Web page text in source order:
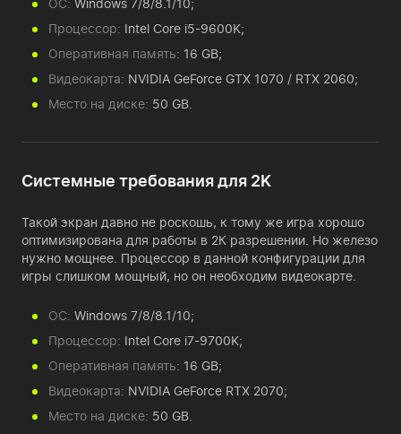
ОС: Windows 7/8/8.1/10;
Процессор: Intel Core i5-9600K;
Оперативная память: 16 GB;
Видеокарта: NVIDIA GeForce GTX 1070 / RTX 2060;
Место на диске: 50 GB.
Системные требования для 2K
Такой экран давно не роскошь, к тому же игра хорошо
оптимизирована для работы в 2К разрешении. Но железо
нужно мощнее. Процессор в данной конфигурации для
игры слишком мощный, но он необходим видеокарте.
ОС: Windows 7/8/8.1/10;
Процессор: Intel Core i7-9700K;
Оперативная память: 16 GB;
Видеокарта: NVIDIA GeForce RTX 2070;
Место на диске: 50 GB.